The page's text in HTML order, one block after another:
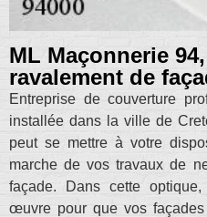
ML Maçonnerie
ravalement de
Entreprise de couverture
installée dans la ville de
peut se mettre à votre
marche de vos travaux de
façade. Dans cette
œuvre pour que vos